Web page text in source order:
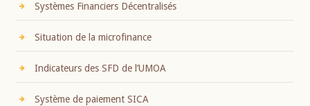
Systèmes Financiers Décentralisés
Situation de la microfinance
Indicateurs des SFD de l’UMOA
Système de paiement SICA